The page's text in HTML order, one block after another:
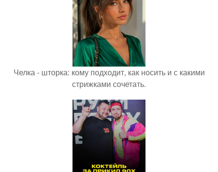
Челка - шторка: кому подходит, как носить и с какими
стрижками сочетать.